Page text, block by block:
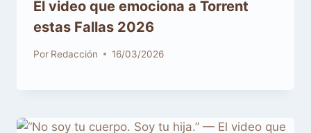
El video que emociona a Torrent
estas Fallas 2026
Por Redacción 16/03/2026